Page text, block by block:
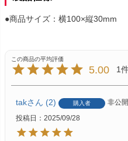
●商品サイズ：横100×縦30mm
5.00 1
tak 2 購入者
非公開
投稿日
2025/09/28